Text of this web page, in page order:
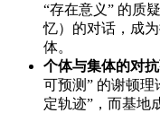
“存在意义” 的质
忆）的对话，成
体。
个体与集体的对
可预测” 的谢顿
定轨迹”，而基地